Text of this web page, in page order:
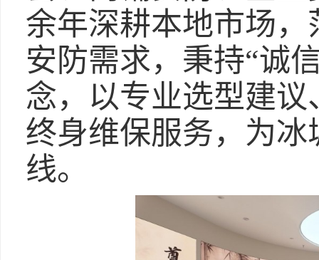
余年深耕本地市场
安防需求，秉持“诚
念，以专业选型建
终身维保服务，为
线。